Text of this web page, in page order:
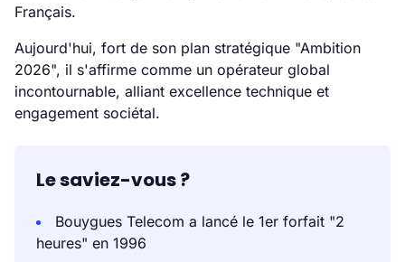
Français.
Aujourd'hui, fort de son plan stratégique "Ambition
2026", il s'affirme comme un opérateur global
incontournable, alliant excellence technique et
engagement sociétal.
Le saviez-vous ?
Bouygues Telecom a lancé le 1er forfait "2
heures" en 1996